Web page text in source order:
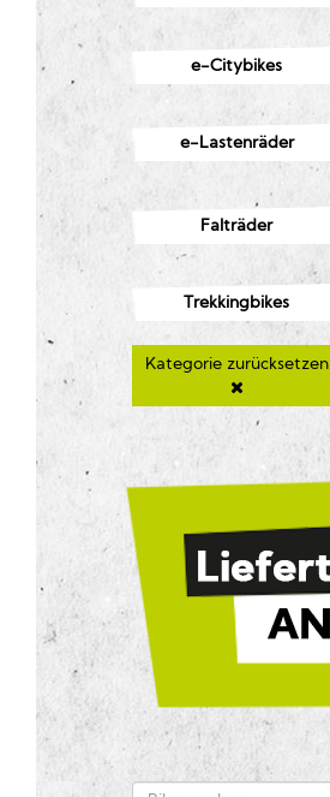
e-Citybikes
e-Lastenräder
Falträder
Trekkingbikes
Kategorie zurücksetzen